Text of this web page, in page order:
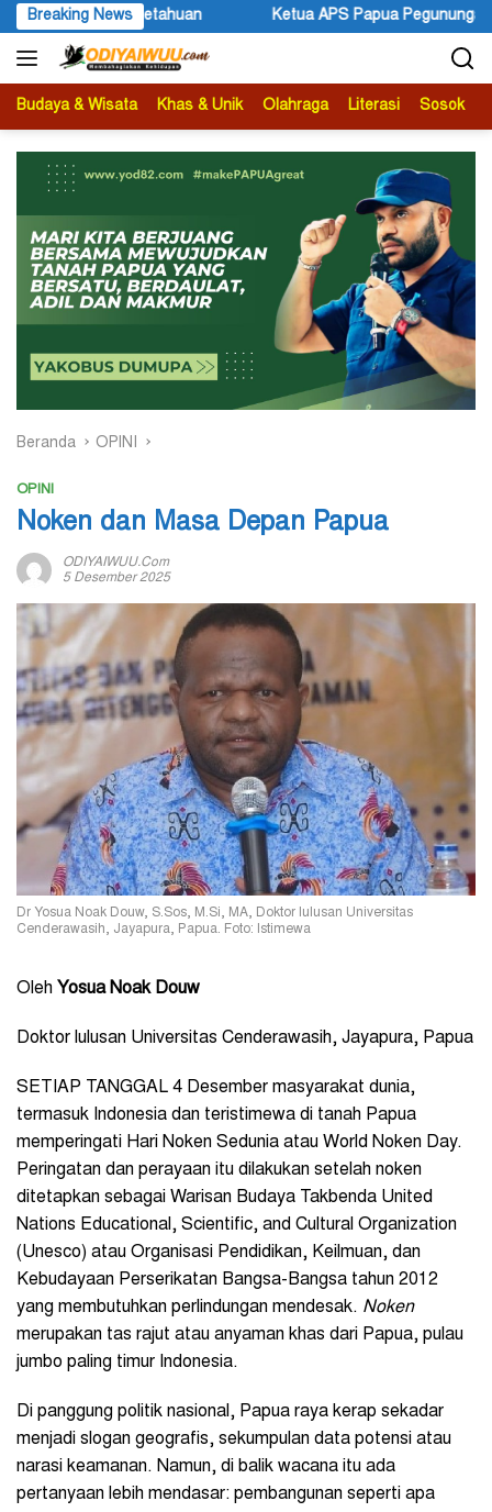
Langsung
ke
konten
Breaking News
APS Papua Pegunungan Sonni Lokobal: Kalau Mau KPK Audit
Budaya & Wisata Khas & Unik Olahraga Literasi Sosok
Beranda OPINI
OPINI
Noken dan Masa Depan Papua
ODIYAIWUU.com
5 Desember 2025
Dr Yosua Noak Douw, S.Sos, M.Si, MA, Doktor lulusan Universitas
Cenderawasih, Jayapura, Papua. Foto: Istimewa
Oleh Yosua Noak Douw
Doktor lulusan Universitas Cenderawasih, Jayapura, Papua
SETIAP TANGGAL 4 Desember masyarakat dunia,
termasuk Indonesia dan teristimewa di tanah Papua
memperingati Hari Noken Sedunia atau World Noken Day.
Peringatan dan perayaan itu dilakukan setelah noken
ditetapkan sebagai Warisan Budaya Takbenda United
Nations Educational, Scientific, and Cultural Organization
(Unesco) atau Organisasi Pendidikan, Keilmuan, dan
Kebudayaan Perserikatan Bangsa-Bangsa tahun 2012
yang membutuhkan perlindungan mendesak. Noken
merupakan tas rajut atau anyaman khas dari Papua, pulau
jumbo paling timur Indonesia.
Di panggung politik nasional, Papua raya kerap sekadar
menjadi slogan geografis, sekumpulan data potensi atau
narasi keamanan. Namun, di balik wacana itu ada
pertanyaan lebih mendasar: pembangunan seperti apa